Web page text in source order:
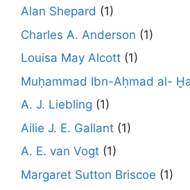
Alan Shepard (1)
Charles A. Anderson (1)
Louisa May Alcott (1)
Muḥammad Ibn-Aḥmad al-
A. J. Liebling (1)
Ailie J. E. Gallant (1)
A. E. van Vogt (1)
Margaret Sutton Briscoe (1)